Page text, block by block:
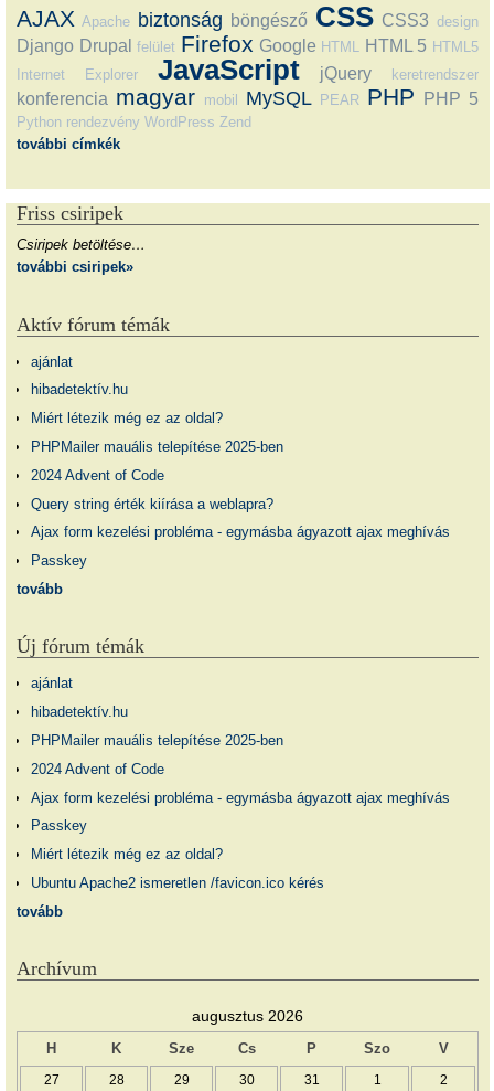
AJAX Apache biztonság böngésző CSS CSS3 design
Django Drupal felület Firefox Google HTML HTML 5 HTML5
Internet Explorer
JavaScript jQuery keretrendszer
konferencia magyar mobil MySQL PEAR PHP PHP 5
Python rendezvény WordPress Zend
további címkék
Friss csiripek
Csiripek betöltése…
további csiripek»
Aktív fórum témák
ajánlat
hibadetektív.hu
Miért létezik még ez az oldal?
PHPMailer mauális telepítése 2025-ben
2024 Advent of Code
Query string érték kiírása a weblapra?
Ajax form kezelési probléma - egymásba ágyazott ajax meghívás
Passkey
tovább
Új fórum témák
ajánlat
hibadetektív.hu
PHPMailer mauális telepítése 2025-ben
2024 Advent of Code
Ajax form kezelési probléma - egymásba ágyazott ajax meghívás
Passkey
Miért létezik még ez az oldal?
Ubuntu Apache2 ismeretlen /favicon.ico kérés
tovább
Archívum
augusztus 2026
H K Sze Cs P Szo V
27 28 29 30 31 1 2